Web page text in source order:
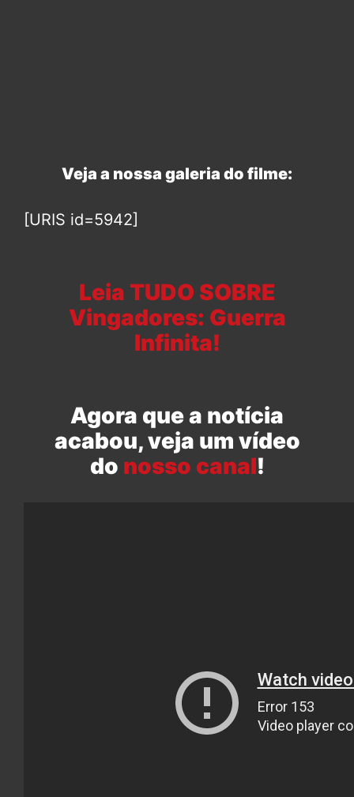
Veja a nossa galeria do filme:
[URIS id=5942]
Leia TUDO SOBRE
Vingadores: Guerra
Infinita!
Agora que a notícia
acabou, veja um vídeo
do nosso canal!